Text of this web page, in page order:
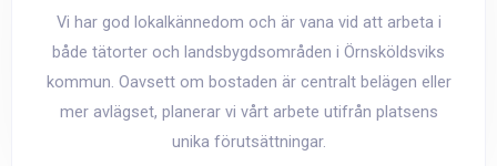
Vi har god lokalkännedom och är vana vid att arbeta i
både tätorter och landsbygdsområden i Örnsköldsviks
kommun. Oavsett om bostaden är centralt belägen eller
mer avlägset, planerar vi vårt arbete utifrån platsens
unika förutsättningar.